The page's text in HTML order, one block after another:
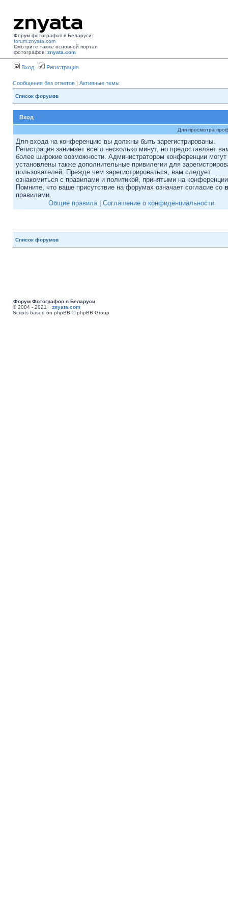
Форум фотографов в Беларуси:
forum.znyata.com
Смотрите также основной портал
фотографов: znyata.com
Вход Регистрация
Сообщения без ответов | Активные темы
Список форумов
Вход
Для просмотра
Для входа на конференцию вы должны быть зарегистрированы.
Регистрация занимает всего несколько минут, но предоставляет
более широкие возможности. Администратором конференции
установлены также дополнительные привилегии для
пользователей. Прежде чем зарегистрироваться, вам следует
ознакомиться с правилами и политикой, принятыми на
Помните, что ваше присутствие на форумах означает согласие со
правилами.
Общие правила| Соглашение о конфиденциальности
Список форумов
Форум Фотографов в Беларуси
© 2004 - 2021 znyata.com
Scripts based on phpBB © phpBB Group